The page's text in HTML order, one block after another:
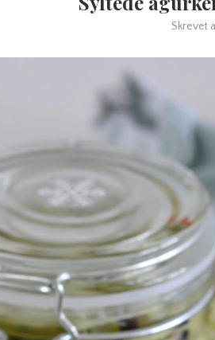
Skrevet